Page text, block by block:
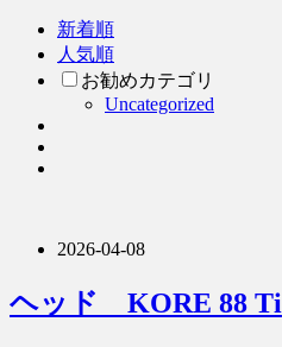
新着順
人気順
お勧めカテゴリ
Uncategorized
2026-04-08
ヘッド KORE 88 Ti